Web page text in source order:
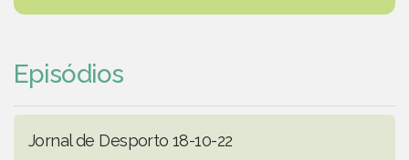
Episódios
Jornal de Desporto 18-10-22